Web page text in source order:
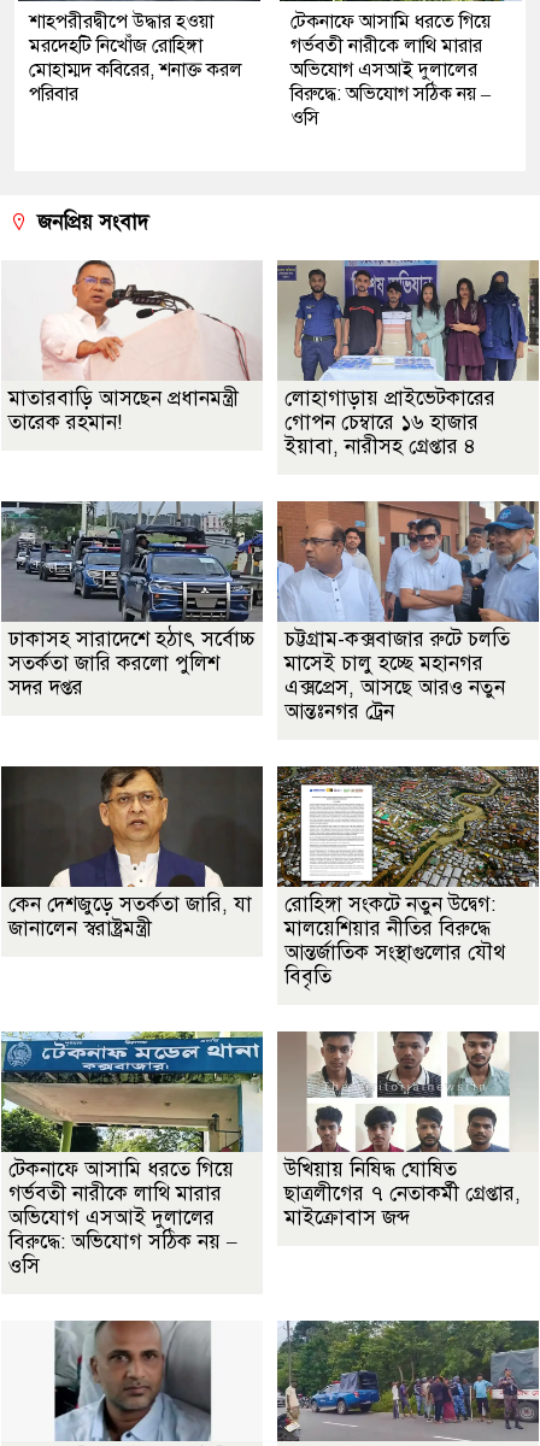
শাহপরীরদ্বীপে উদ্ধার হওয়া
মরদেহটি নিখোঁজ রোহিঙ্গা
মোহাম্মদ কবিরের, শনাক্ত করল
পরিবার
টেকনাফে আসামি ধরতে গিয়ে
গর্ভবতী নারীকে লাথি মারার
অভিযোগ এসআই দুলালের
বিরুদ্ধে: অভিযোগ সঠিক নয় –
ওসি
জনপ্রিয় সংবাদ
মাতারবাড়ি আসছেন প্রধানমন্ত্রী
তারেক রহমান!
লোহাগাড়ায় প্রাইভেটকারের
গোপন চেম্বারে ১৬ হাজার
ইয়াবা, নারীসহ গ্রেপ্তার ৪
ঢাকাসহ সারাদেশে হঠাৎ সর্বোচ্চ
সতর্কতা জা‌রি করলো পুলিশ
সদর দপ্তর
চট্টগ্রাম-কক্সবাজার রুটে চলতি
মাসেই চালু হচ্ছে মহানগর
এক্সপ্রেস, আসছে আরও নতুন
আন্তঃনগর ট্রেন
কেন দেশজুড়ে সতর্কতা জারি, যা
জানালেন স্বরাষ্ট্রমন্ত্রী
রোহিঙ্গা সংকটে নতুন উদ্বেগ:
মালয়েশিয়ার নীতির বিরুদ্ধে
আন্তর্জাতিক সংস্থাগুলোর যৌথ
বিবৃতি
টেকনাফে আসামি ধরতে গিয়ে
গর্ভবতী নারীকে লাথি মারার
অভিযোগ এসআই দুলালের
বিরুদ্ধে: অভিযোগ সঠিক নয় –
ওসি
উখিয়ায় নিষিদ্ধ ঘোষিত
ছাত্রলীগের ৭ নেতাকর্মী গ্রেপ্তার,
মাইক্রোবাস জব্দ